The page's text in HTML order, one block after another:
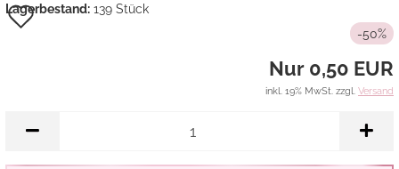
Auf
Lagerbestand: 139 Stück
-50%
Nur 0,50 EUR
inkl. 19% MwSt. zzgl. Versand